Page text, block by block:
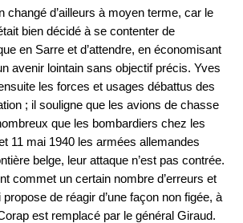
changé d’ailleurs à moyen terme, car le
bien décidé à se contenter de
en Sarre et d’attendre, en économisant
avenir lointain sans objectif précis. Yves
les forces et usages débattus des
; il souligne que les avions de chasse
que les bombardiers chez les
11 mai 1940 les armées allemandes
belge, leur attaque n’est pas contrée.
commet un certain nombre d’erreurs et
de réagir d’une façon non figée, à
est remplacé par le général Giraud.